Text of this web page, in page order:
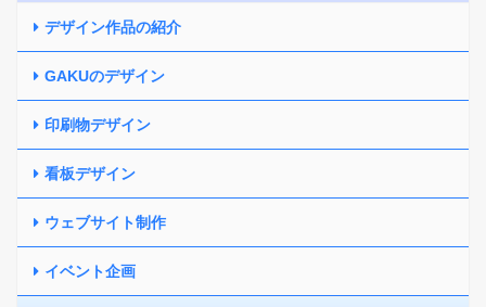
デザイン作品の紹介
GAKUのデザイン
印刷物デザイン
看板デザイン
ウェブサイト制作
イベント企画